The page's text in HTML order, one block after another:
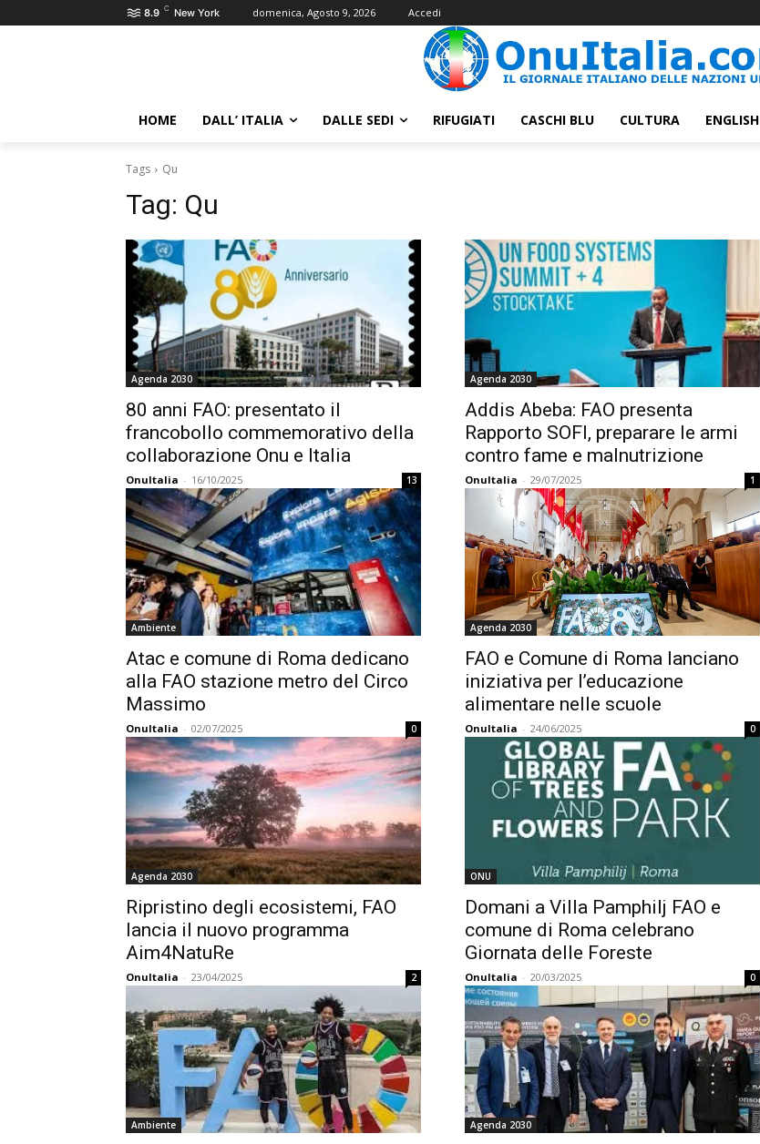
8.9 C New York domenica, Agosto 9, 2026 Accedi
HOME DALL’ ITALIA DALLE SEDI RIFUGIATI CASCHI BLU CULTURA ENGLISH
Tags Qu
Tag: Qu
Agenda 2030
80 anni FAO: presentato il
francobollo commemorativo della
collaborazione Onu e Italia
OnuItalia - 16/10/2025 13
Agenda 2030
Addis Abeba: FAO presenta
Rapporto SOFI, preparare le armi
contro fame e malnutrizione
OnuItalia - 29/07/2025 1
Ambiente
Atac e comune di Roma dedicano
alla FAO stazione metro del Circo
Massimo
OnuItalia - 02/07/2025 0
Agenda 2030
FAO e Comune di Roma lanciano
iniziativa per l’educazione
alimentare nelle scuole
OnuItalia - 24/06/2025 0
Agenda 2030
Ripristino degli ecosistemi, FAO
lancia il nuovo programma
Aim4NatuRe
OnuItalia - 23/04/2025 2
ONU
Domani a Villa Pamphilj FAO e
comune di Roma celebrano
Giornata delle Foreste
OnuItalia - 20/03/2025 0
Ambiente Agenda 2030